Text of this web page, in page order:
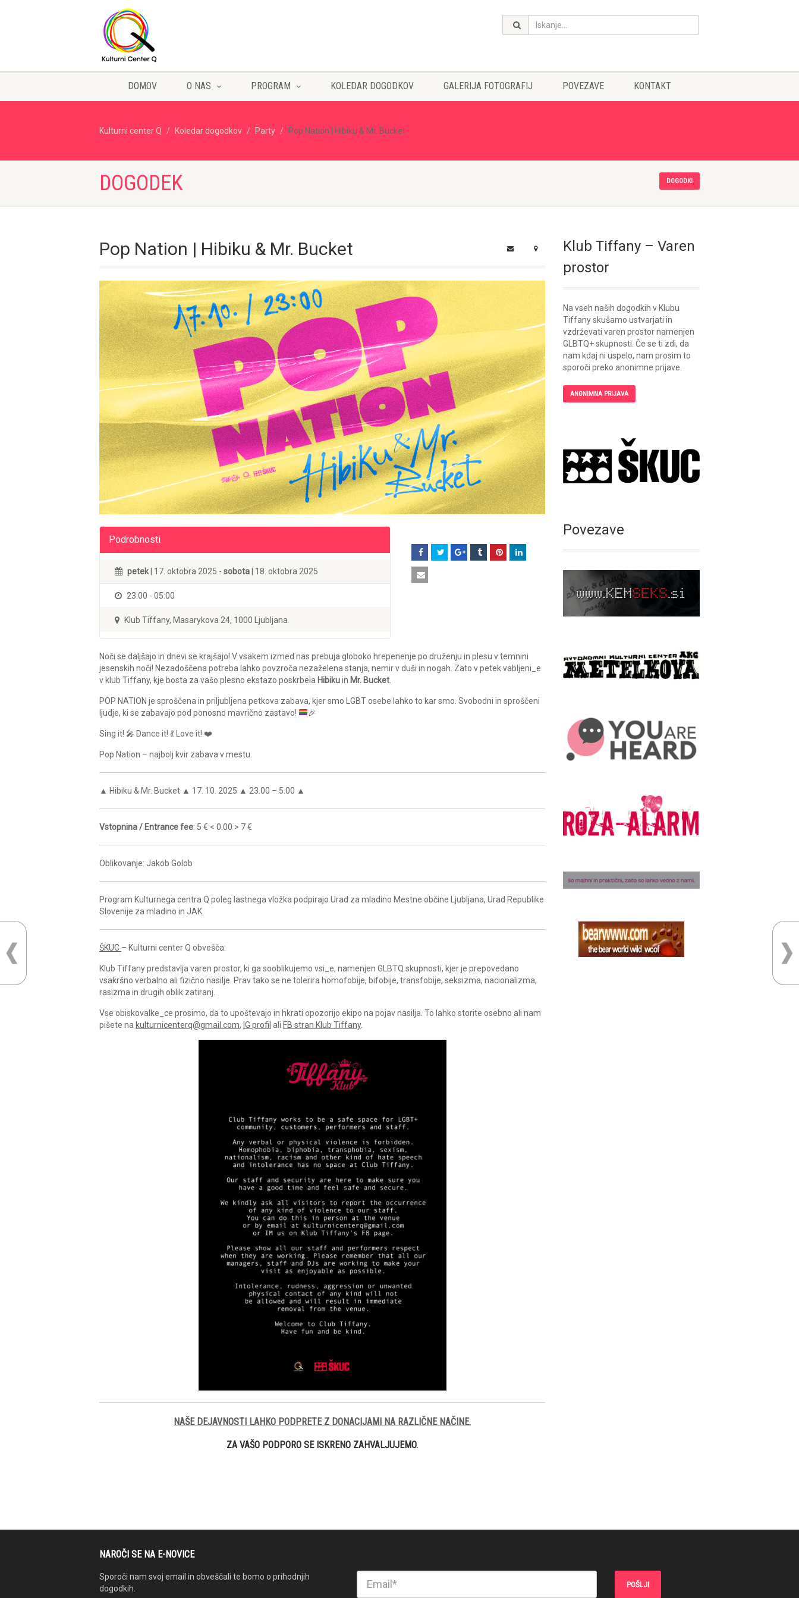
DOMOV O NAS PROGRAM KOLEDAR DOGODKOV GALERIJA FOTOGRAFIJ POVEZAVE KONTAKT
Kulturni center Q Koledar dogodkov Party Pop Nation | Hibiku & Mr. Bucket
DOGODEK DOGODKI
Pop Nation | Hibiku & Mr. Bucket
Podrobnosti
petek| 17. oktobra 2025 - sobota| 18. oktobra 2025
23:00 - 05:00
Klub Tiffany, Masarykova 24, 1000 Ljubljana
Noči se daljšajo in dnevi se krajšajo! V vsakem izmed nas prebuja globoko hrepenenje po druženju in plesu v temnini
jesenskih noči! Nezadoščena potreba lahko povzroča nezaželena stanja, nemir v duši in nogah. Zato v petek vabljeni_e
v klub Tiffany, kje bosta za vašo plesno ekstazo poskrbela Hibikuin Mr. Bucket
POP NATION je sproščena in priljubljena petkova zabava, kjer smo LGBT osebe lahko to kar smo. Svobodni in sproščeni
ljudje, ki se zabavajo pod ponosno mavrično zastavo!
🎉
Sing it! 🎤 Dance it! 💃 Love it! ❤️
Pop Nation – najbolj kvir zabava v mestu.
▲ Hibiku & Mr. Bucket ▲ 17. 10. 2025 ▲ 23.00 – 5.00 ▲
Vstopnina / Entrance fee: 5 € < 0.00 > 7 €
Oblikovanje: Jakob Golob
Program Kulturnega centra Q poleg lastnega vložka podpirajo Urad za mladino Mestne občine Ljubljana, Urad Republike
Slovenije za mladino in JAK.
ŠKUC – Kulturni center Q obvešča:
Klub Tiffany predstavlja varen prostor, ki ga sooblikujemo vsi_e, namenjen GLBTQ skupnosti, kjer je prepovedano
vsakršno verbalno ali fizično nasilje. Prav tako se ne tolerira homofobije, bifobije, transfobije, seksizma, nacionalizma,
rasizma in drugih oblik zatiranj.
Vse obiskovalke_ce prosimo, da to upoštevajo in hkrati opozorijo ekipo na pojav nasilja. To lahko storite osebno ali nam
pišete na kulturnicenterq@gmail.com, IG profil ali FB stran Klub Tiffany.
NAŠE DEJAVNOSTI LAHKO PODPRETE Z DONACIJAMI NA RAZLIČNE NAČINE.
ZA VAŠO PODPORO SE ISKRENO ZAHVALJUJEMO.
Klub Tiffany – Varen
prostor
Na vseh naših dogodkih v Klubu
Tiffany skušamo ustvarjati in
vzdrževati varen prostor namenjen
GLBTQ+ skupnosti. Če se ti zdi, da
nam kdaj ni uspelo, nam prosim to
sporoči preko anonimne prijave.
ANONIMNA PRIJAVA
Povezave
NAROČI SE NA E-NOVICE
Sporoči nam svoj email in obveščali te bomo o prihodnjih
dogodkih.